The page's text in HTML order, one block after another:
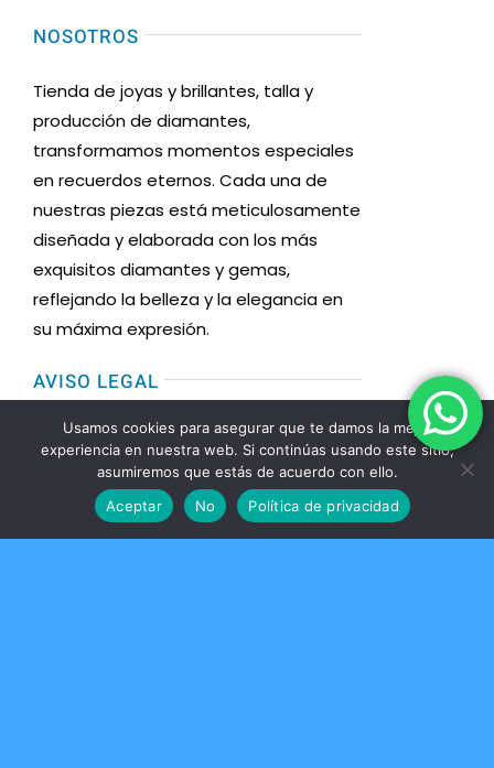
NOSOTROS
Tienda de joyas y brillantes, talla y
producción de diamantes,
transformamos momentos especiales
en recuerdos eternos. Cada una de
nuestras piezas está meticulosamente
diseñada y elaborada con los más
exquisitos diamantes y gemas,
reflejando la belleza y la elegancia en
su máxima expresión.
AVISO LEGAL
Toggle
Navigation
Condiciones de uso
Toggle
Usamos cookies para asegurar que te damos la mejor
experiencia en nuestra web. Si continúas usando este sitio,
asumiremos que estás de acuerdo con ello.
Aceptar
No Política de privacidad